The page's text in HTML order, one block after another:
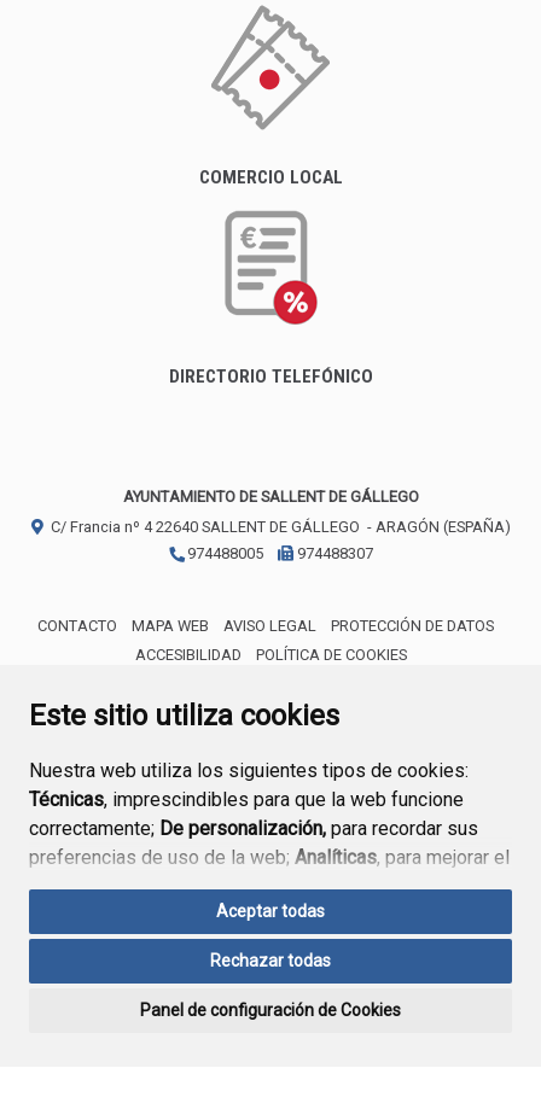
Este sitio utiliza cookies
Nuestra web utiliza los siguientes tipos de cookies:
Técnicas, imprescindibles para que la web funcione
correctamente; De personalización, para recordar sus
preferencias de uso de la web; Analíticas, para mejorar el
funcionamiento de la web y sus servicios.
Si acepta pulsando el botón“Aceptar todas”
consideramos que acepta su uso. Si pulsa el botón
ninguna acción, se guardarán las cookies técnicas
Aceptar todas
Rechazar todas
Panel de configuración de Cookies
COMERCIO LOCAL
DIRECTORIO TELEFÓNICO
AYUNTAMIENTO DE SALLENT DE GÁLLEGO
C/ Francia nº 422640 SALLENT DE GÁLLEGO - ARAGÓN (ESPAÑA)
974488005
974488307
CONTACTO MAPA WEB AVISO LEGAL
PROTECCIÓN DE DATOS
ACCESIBILIDAD
POLÍTICA DE COOKIES
Error: Su petición no se ha podido
realizar correctamente.